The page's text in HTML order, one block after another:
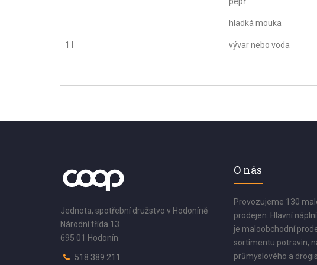
hladká mouka
1 l vývar nebo voda
Jednota, spotřební družstvo v Hodoníně
Národní třída 13
695 01 Hodonín
518 389 211
O nás
Provozujeme 130
prodejen. Hlavní
je maloobchodní
sortimentu potravin,
průmyslového a